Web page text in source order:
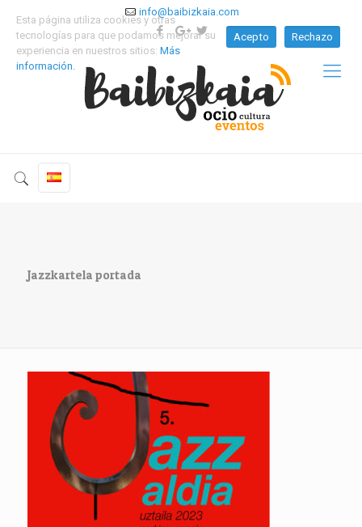
info@baibizkaia.com
Jazzkartela portada
Esta página utiliza cookies y otras
tecnologías para que podamos mejorar su
experiencia en nuestros sitios: Más
información.
Acepto Rechazo